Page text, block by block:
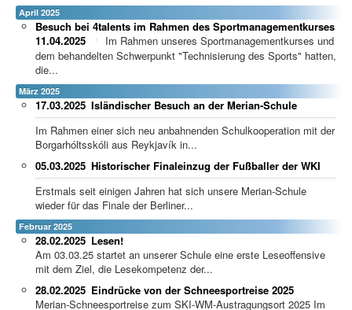
April 2025
Besuch bei 4talents im Rahmen des Sportmanagementkurses
11.04.2025
Im Rahmen unseres Sportmanagementkurses und
dem behandelten Schwerpunkt "Technisierung des Sports" hatten,
die...
März 2025
Isländischer Besuch an der Merian-Schule
17.03.2025
Im Rahmen einer sich neu anbahnenden Schulkooperation mit der
Borgarhóltsskóli aus Reykjavík in...
Historischer Finaleinzug der Fußballer der WKI
05.03.2025
Erstmals seit einigen Jahren hat sich unsere Merian-Schule
wieder für das Finale der Berliner...
Februar 2025
Lesen!
28.02.2025
Am 03.03.25 startet an unserer Schule eine erste Leseoffensive
mit dem Ziel, die Lesekompetenz der...
Eindrücke von der Schneesportreise 2025
28.02.2025
Merian-Schneesportreise zum SKI-WM-Austragungsort 2025 Im